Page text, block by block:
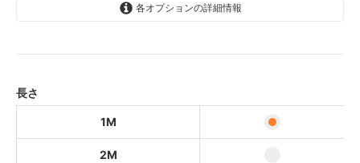
各オプションの詳細情報
15,480円(本体14,073円、税1,407
円)
長さ
1M
2M